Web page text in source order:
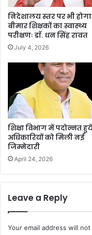
निदेशालय स्तर पर भी होगा
बीमार शिक्षकों का स्वास्थ्य
परीक्षणः डाॅ. धन सिंह रावत
July 4, 2026
शिक्षा विभाग में पदोन्नत
अधिकारियों को मिली नई
जिम्मेदारी
April 24, 2026
Leave a Reply
Your email address will